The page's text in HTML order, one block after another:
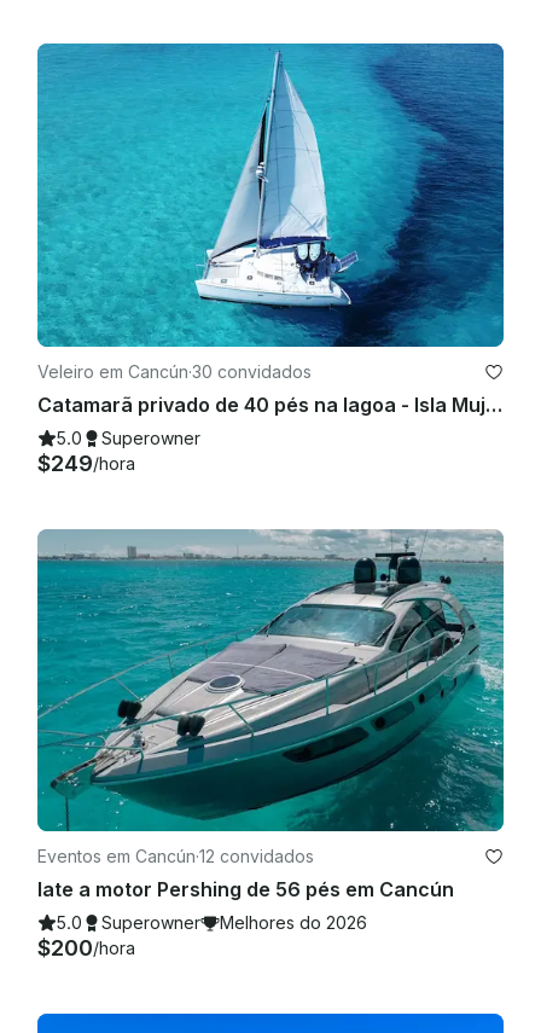
Veleiro em Cancún·30 convidados
Catamarã privado de 40 pés na lagoa - Isla Mujeres | Bar aberto, mergulho com snorkel e almoço
5.0 Superowner
$249/hora
Eventos em Cancún·12 convidados
Iate a motor Pershing de 56 pés em Cancún
5.0 Superowner Melhores do 2026
$200/hora